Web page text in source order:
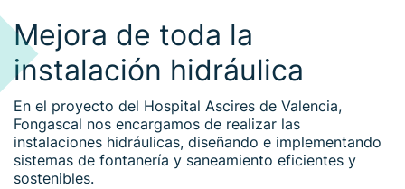
Mejora de toda la
instalación hidráulica
En el proyecto del Hospital Ascires de Valencia,
Fongascal nos encargamos de realizar las
instalaciones hidráulicas, diseñando e implementando
sistemas de fontanería y saneamiento eficientes y
sostenibles.